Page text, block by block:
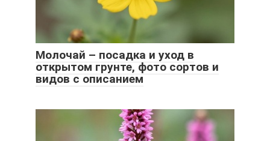
Молочай – посадка и уход в
открытом грунте, фото сортов и
видов с описанием